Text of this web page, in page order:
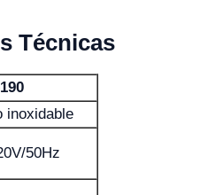
Técnicas
inoxidable
50Hz